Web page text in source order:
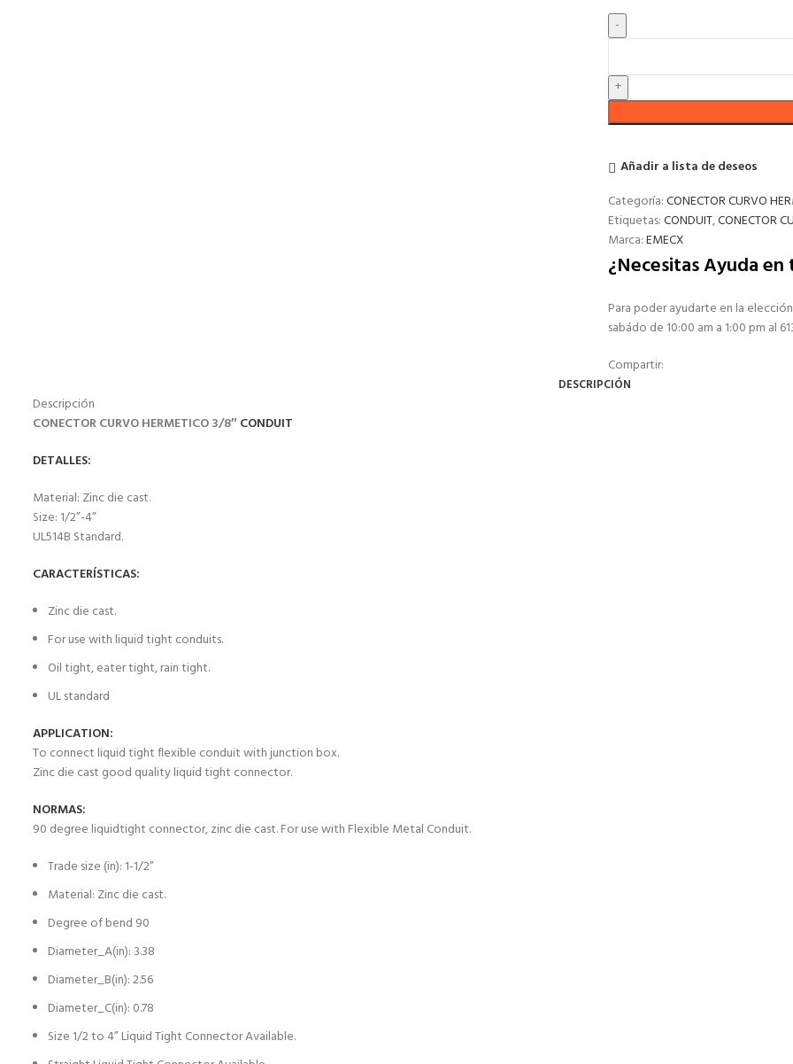
Añadir a lista de deseos
Categoría:CONECTOR CURVO
Etiquetas:CONDUIT,CONECTOR
Marca:EMECX
¿Necesitas Ayuda en
Para poder ayudarte en la
sabádo de 10:00 am a 1:00 pm al
Compartir:
DESCRIPCIÓN
Descripción
CONECTOR CURVO HERMETICO 3/8″CONDUIT
DETALLES:
Material: Zinc die cast.
Size: 1/2”-4”
UL514B Standard.
CARACTERÍSTICAS:
Zinc die cast.
For use with liquid tight conduits.
Oil tight, eater tight, rain tight.
UL standard
APPLICATION:
To connect liquid tight flexible conduit with junction box.
Zinc die cast good quality liquid tight connector.
NORMAS:
90 degree liquidtight connector, zinc die cast. For use with Flexible Metal Conduit.
Trade size (in): 1-1/2”
Material: Zinc die cast.
Degree of bend 90
Diameter_A(in): 3.38
Diameter_B(in): 2.56
Diameter_C(in): 0.78
Size 1/2 to 4” Liquid Tight Connector Available.